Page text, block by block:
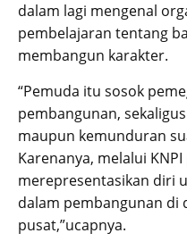
dalam lagi mengenal
pembelajaran tentang
membangun karakter.
“Pemuda itu sosok
pembangunan,
maupun kemunduran
Karenanya, melalui
merepresentasikan diri
dalam pembangunan di
pusat,”ucapnya.